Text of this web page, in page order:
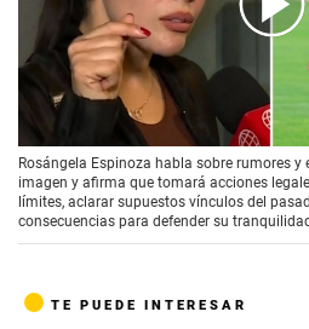
00:00/02:06
Rosángela Espinoza habla sobre rumores
imagen y afirma que tomará acciones
límites, aclarar supuestos vínculos del
consecuencias para defender su
TE PUEDE INTERESAR